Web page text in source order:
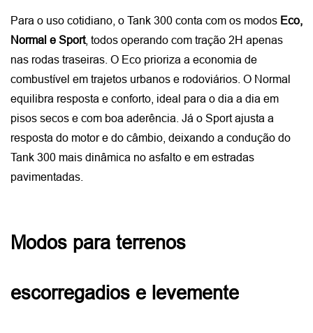
Para o uso cotidiano, o Tank 300 conta com os modos Eco,
Normal e Sport, todos operando com tração 2H apenas
nas rodas traseiras. O Eco prioriza a economia de
combustível em trajetos urbanos e rodoviários. O Normal
equilibra resposta e conforto, ideal para o dia a dia em
pisos secos e com boa aderência. Já o Sport ajusta a
resposta do motor e do câmbio, deixando a condução do
Tank 300 mais dinâmica no asfalto e em estradas
pavimentadas.
Modos para terrenos
escorregadios e levemente